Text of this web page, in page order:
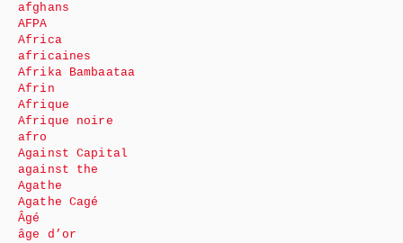
afghans
AFPA
Africa
africaines
Afrika Bambaataa
Afrin
Afrique
Afrique noire
afro
Against Capital
against the
Agathe
Agathe Cagé
Âgé
âge d’or